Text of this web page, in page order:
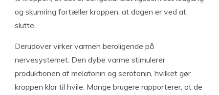
og skumring fortæller kroppen, at dagen er ved at
slutte.
Derudover virker varmen beroligende på
nervesystemet. Den dybe varme stimulerer
produktionen af melatonin og serotonin, hvilket gør
kroppen klar til hvile. Mange brugere rapporterer, at de